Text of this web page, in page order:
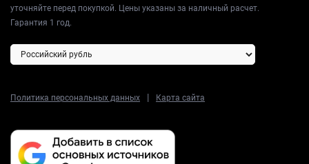
уточняйте перед покупкой. Цены указаны за наличный расчет.
Гарантия 1 год.
Политика персональных данных | Карта сайта